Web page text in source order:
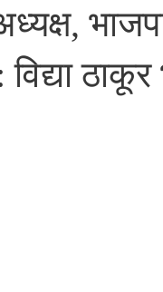
ठाकूर